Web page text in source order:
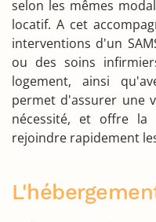
selon les mêmes
locatif. A cet
interventions d'un
ou des soins
logement, ainsi
permet d'assurer une
nécessité, et offre la
rejoindre rapidement